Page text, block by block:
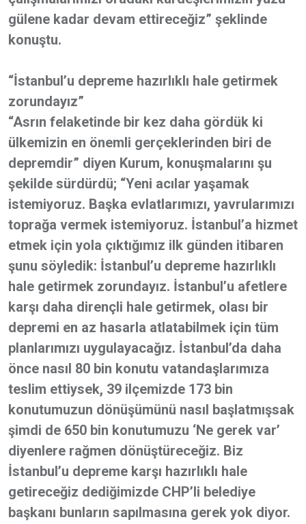
gülene kadar devam ettireceğiz” şeklinde
konuştu.
“İstanbul’u depreme hazırlıklı hale getirmek
zorundayız”
“Asrın felaketinde bir kez daha gördük ki
ülkemizin en önemli gerçeklerinden biri de
depremdir” diyen Kurum, konuşmalarını şu
şekilde sürdürdü; “Yeni acılar yaşamak
istemiyoruz. Başka evlatlarımızı, yavrularımızı
toprağa vermek istemiyoruz. İstanbul’a hizmet
etmek için yola çıktığımız ilk günden itibaren
şunu söyledik: İstanbul’u depreme hazırlıklı
hale getirmek zorundayız. İstanbul’u afetlere
karşı daha dirençli hale getirmek, olası bir
depremi en az hasarla atlatabilmek için tüm
planlarımızı uygulayacağız. İstanbul’da daha
önce nasıl 80 bin konutu vatandaşlarımıza
teslim ettiysek, 39 ilçemizde 173 bin
konutumuzun dönüşümünü nasıl başlatmışsak
şimdi de 650 bin konutumuzu ‘Ne gerek var’
diyenlere rağmen dönüştüreceğiz. Biz
İstanbul’u depreme karşı hazırlıklı hale
getireceğiz dediğimizde CHP’li belediye
başkanı bunların sapılmasına gerek yok diyor.